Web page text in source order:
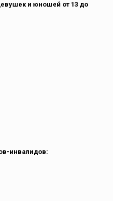
и юношей от 13 до
инвалидов: